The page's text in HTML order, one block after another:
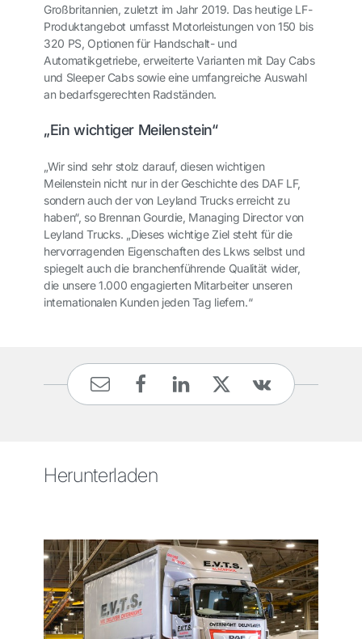
Großbritannien, zuletzt im Jahr 2019. Das heutige LF-
Produktangebot umfasst Motorleistungen von 150 bis
320 PS, Optionen für Handschalt- und
Automatikgetriebe, erweiterte Varianten mit Day Cabs
und Sleeper Cabs sowie eine umfangreiche Auswahl
an bedarfsgerechten Radständen.
„Ein wichtiger Meilenstein“
„Wir sind sehr stolz darauf, diesen wichtigen
Meilenstein nicht nur in der Geschichte des DAF LF,
sondern auch der von Leyland Trucks erreicht zu
haben“, so Brennan Gourdie, Managing Director von
Leyland Trucks. „Dieses wichtige Ziel steht für die
hervorragenden Eigenschaften des Lkws selbst und
spiegelt auch die branchenführende Qualität wider,
die unsere 1.000 engagierten Mitarbeiter unseren
internationalen Kunden jeden Tag liefern.“
Herunterladen